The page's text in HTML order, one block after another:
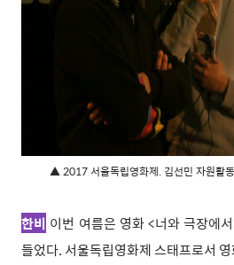
▲ 2017 서울독립영화제. 김선민 자원활
한비 이번 여름은 영화 <너와 극장에
들었다. 서울독립영화제 스태프로서